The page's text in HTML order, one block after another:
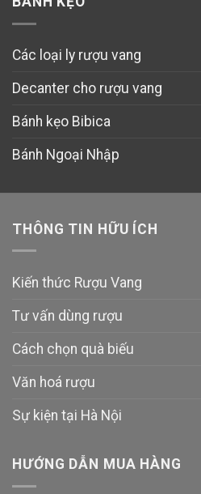
Các loại ly rượu vang
Decanter cho rượu vang
Bánh kẹo Bibica
Bánh Ngoại Nhập
THÔNG TIN HỮU ÍCH
Kiến thức Rượu Vang
Tư vấn dùng rượu
Cách chọn quà biếu
Văn hoá rượu
Sự kiện tại Hà Nội
HƯỚNG DẪN MUA HÀNG